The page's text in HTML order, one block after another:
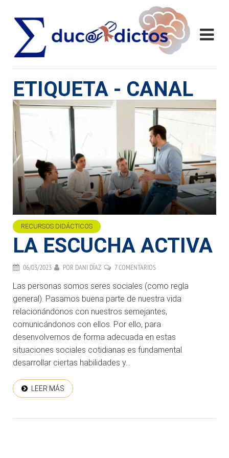
ETIQUETA - CANAL
RECURSOS DIDÁCTICOS
LA ESCUCHA ACTIVA
06/03/2023 POR DANI DÍAZ 7 COMENTARIOS
Las personas somos seres sociales (como regla
general). Pasamos buena parte de nuestra vida
relacionándonos con nuestros semejantes,
comunicándonos con ellos. Por ello, para
desenvolvernos de forma adecuada en estas
situaciones sociales cotidianas es fundamental
desarrollar ciertas habilidades y...
LEER MÁS